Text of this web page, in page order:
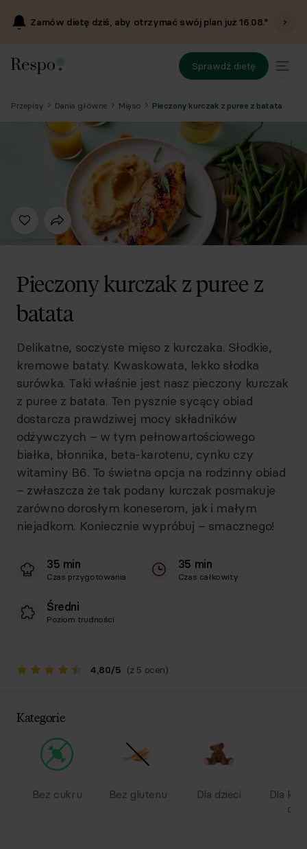
Zamów dietę dziś, aby otrzymać swój plan już16.08.*
Sprawdź dietę
Przepisy Dania główne Mięso Pieczony kurczak z puree z batata
Pieczony kurczak z puree z
batata
Delikatne, soczyste mięso z kurczaka. Słodkie,
kremowe bataty. Kwaskowata, lekko słodka
surówka. Taki właśnie jest nasz pieczony kurczak
z puree z batata. Ten pysznie sycący obiad
dostarcza prawdziwej mocy składników
odżywczych – w tym pełnowartościowego
białka, błonnika, beta-karotenu, cynku czy
witaminy B6. To świetna opcja na rodzinny obiad
– zwłaszcza że tak podany kurczak posmakuje
zarówno dorosłym koneserom, jak i małym
niejadkom. Koniecznie wypróbuj – smacznego!
35 min
Czas przygotowania
35 min
Czas całkowity
Średni
Poziom trudności
4,80/5 (z 5 ocen)
Kategorie
Bez cukru Bez glutenu Dla dzieci
Dla